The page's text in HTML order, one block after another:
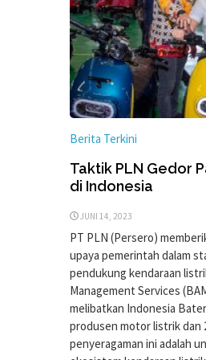
Berita Terkini
Taktik PLN Gedor
di Indonesia
JUNI 14, 2023
PT PLN (Persero)
upaya pemerintah dalam
pendukung kendaraan
Management Services
melibatkan Indonesia
produsen motor listrik dan
penyeragaman ini adalah